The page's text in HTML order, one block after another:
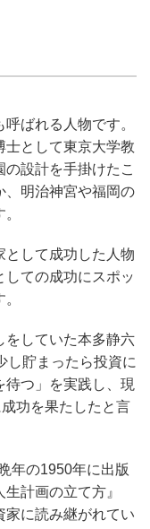
ばれる人物です。
士として東京大学教
設計を手掛けたこ
、明治神宮や福岡の
として成功した人物
しての成功にスポッ
をしていた本多静六
し貯まったら投資に
待つ」を実践し、現
功を果たしたと言
年の1950年に出版
計画の立て方』
家に読み継がれてい